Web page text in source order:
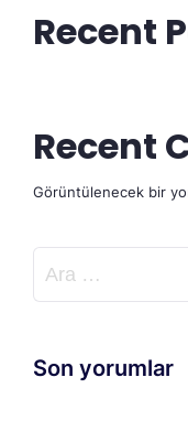
Recent
Recent
Görüntülenecek bir
Arama:
Son yorumlar